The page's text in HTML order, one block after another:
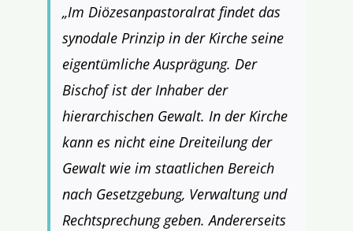
„Im Diözesanpastoralrat findet das
synodale Prinzip in der Kirche seine
eigentümliche Ausprägung. Der
Bischof ist der Inhaber der
hierarchischen Gewalt. In der Kirche
kann es nicht eine Dreiteilung der
Gewalt wie im staatlichen Bereich
nach Gesetzgebung, Verwaltung und
Rechtsprechung geben. Andererseits